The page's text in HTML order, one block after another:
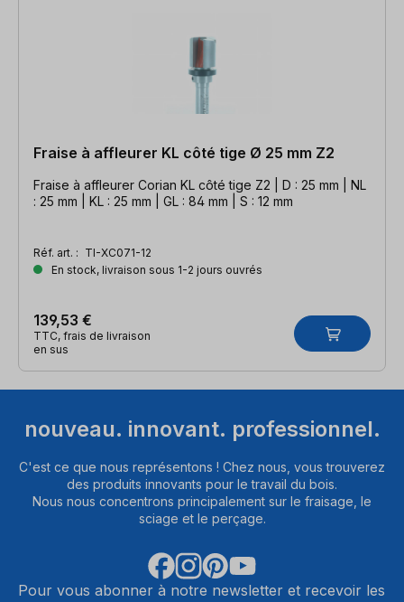
Fraise à affleurer KL côté tige Ø 25 mm Z2
Fraise à affleurer Corian KL côté tige Z2 | D : 25 mm | NL
: 25 mm | KL : 25 mm | GL : 84 mm | S : 12 mm
Réf. art. : TI-XC071-12
En stock, livraison sous 1-2 jours ouvrés
139,53 €
TTC, frais de livraison
en sus
nouveau. innovant. professionnel.
C'est ce que nous représentons ! Chez nous, vous trouverez
des produits innovants pour le travail du bois.
Nous nous concentrons principalement sur le fraisage, le
sciage et le perçage.
Pour vous abonner à notre newsletter et recevoir les